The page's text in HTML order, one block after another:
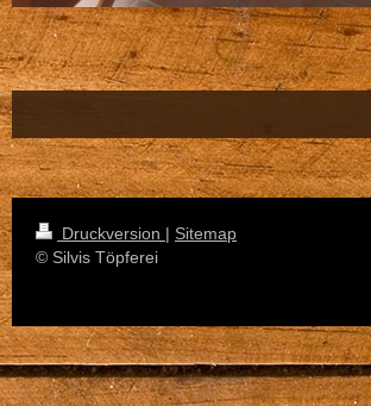
Druckversion | Sitemap
© Silvis Töpferei